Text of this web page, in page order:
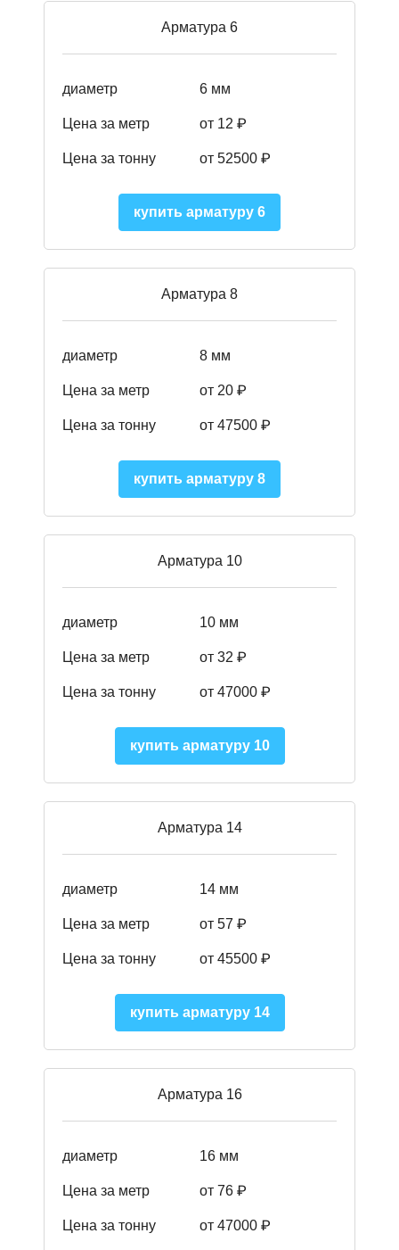
Арматура 6
диаметр 6 мм
Цена за метр от 12 ₽
Цена за тонну от 52500 ₽
купить арматуру 6
Арматура 8
диаметр 8 мм
Цена за метр от 20 ₽
Цена за тонну от 47500 ₽
купить арматуру 8
Арматура 10
диаметр 10 мм
Цена за метр от 32 ₽
Цена за тонну от 47000 ₽
купить арматуру 10
Арматура 14
диаметр 14 мм
Цена за метр от 57 ₽
Цена за тонну от 45500 ₽
купить арматуру 14
Арматура 16
диаметр 16 мм
Цена за метр от 76 ₽
Цена за тонну от 47000 ₽